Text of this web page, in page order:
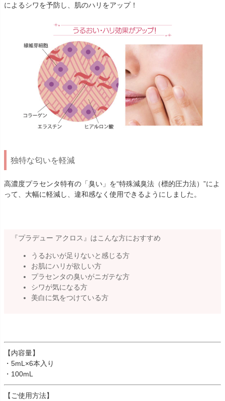
によるシワを予防し、肌のハリをアップ！
独特な匂いを軽減
高濃度プラセンタ特有の「臭い」を“特殊減臭法（標的圧力法）”によ
って、大幅に軽減し、違和感なく使用できるようにしました。
『プラデュー アクロス』はこんな方におすすめ
うるおいが足りないと感じる方
お肌にハリが欲しい方
プラセンタの臭いがニガテな方
シワが気になる方
美白に気をつけている方
【内容量】
・5mL×6本入り
・100mL
【ご使用方法】